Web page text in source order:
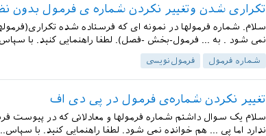
تکراری شدن وتغییر نکردن شماره ی فرمول بدون
سلام. شماره فرمولها در نمونه ای که فرستاده شده
نمی شود . به ... فرمول-بخش -فصل). لطفا راهنمایی کنید. با
شماره فرمول فرمول‌نویسی
تغییر نکردن شماره‌ی فرمول در پی دی اف
سلام یک سوال داشتم شماره فرمولها و معادلاتی که در پیوست
ندارد اما پی ... هم خوانده نمی شود. لطفا راهنمایی کنید. با